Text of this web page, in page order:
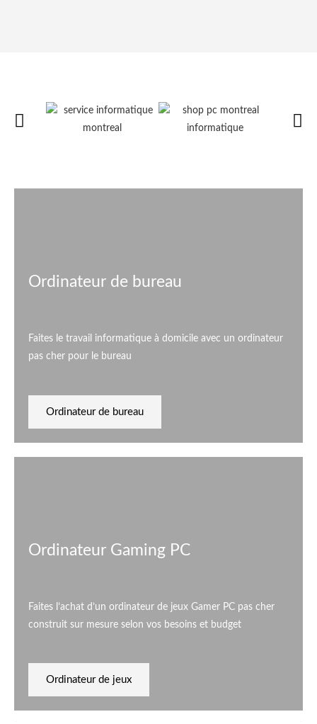
Ordinateur de bureau
Faites le travail informatique à domicile avec un ordinateur
pas cher pour le bureau
Ordinateur de bureau
Ordinateur Gaming PC
Faites l’achat d’un ordinateur de jeux Gamer PC pas cher
construit sur mesure selon vos besoins et budget
Ordinateur de jeux